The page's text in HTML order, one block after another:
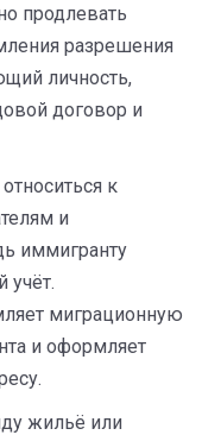
продлевать
разрешения
личность,
договор и
к
и
иммигранту
учёт.
миграционную
и оформляет
жильё или